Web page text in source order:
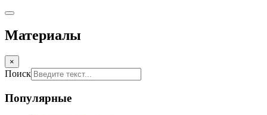
Материалы
×
Поиск
Популярные